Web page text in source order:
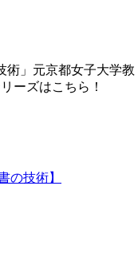
術」元京都女子大学教
ーズはこちら！
の技術】